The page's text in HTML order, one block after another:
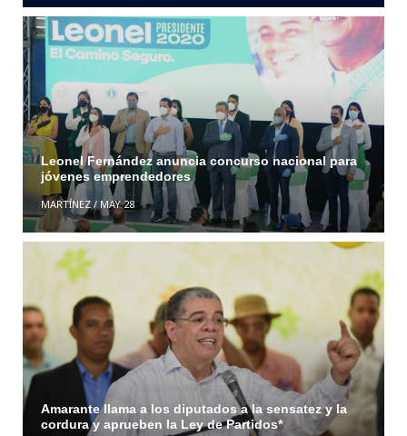
Leonel Fernández anuncia concurso nacional para
jóvenes emprendedores
MARTÍNEZ/ MAY 28
Amarante llama a los diputados a la sensatez y la
cordura y aprueben la Ley de Partidos*